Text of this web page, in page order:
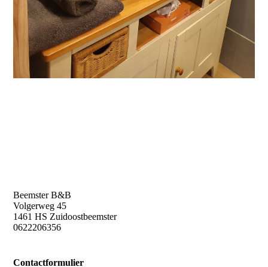
Beemster B&B
Volgerweg 45
1461 HS Zuidoostbeemster
0622206356
Contactformulier